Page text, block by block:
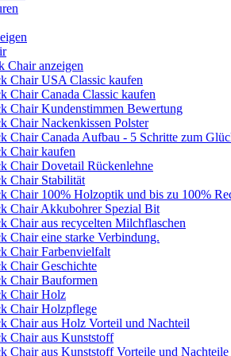
Chair anzeigen
Chair USA Classic kaufen
Chair Canada Classic kaufen
Chair Kundenstimmen Bewertung
Chair Nackenkissen Polster
Chair Canada Aufbau - 5 Schritte zum
Chair kaufen
Chair Dovetail Rückenlehne
Chair Stabilität
Chair 100% Holzoptik und bis zu 100%
Chair Akkubohrer Spezial Bit
Chair aus recycelten Milchflaschen
Chair eine starke Verbindung.
Chair Farbenvielfalt
Chair Geschichte
Chair Bauformen
Chair Holz
Chair Holzpflege
Chair aus Holz Vorteil und Nachteil
Chair aus Kunststoff
Chair aus Kunststoff Vorteile und Nachteile